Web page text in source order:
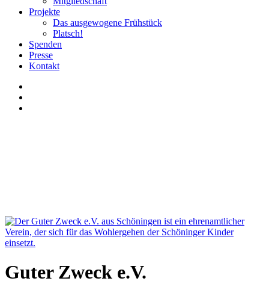
Projekte
Das ausgewogene Frühstück
Platsch!
Spenden
Presse
Kontakt
Guter Zweck e.V.